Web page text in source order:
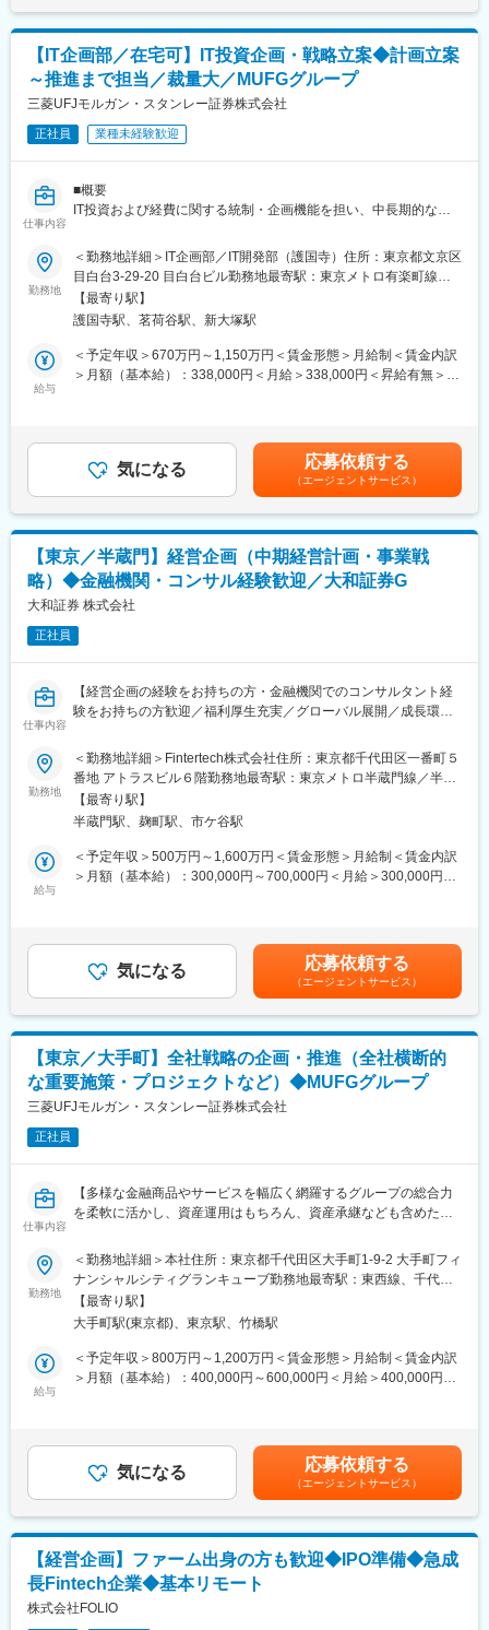
・投資家QAを踏まえた情報発信方法の検討
・新規事業の収益モデル構築・事業計画策定
■経営企画領域
・事業の進捗(予実)整理、KPI管理
・各事業施策のマイルストーン管理、効果検証
※配属先は、選考過程でのご経験・志向と当社ニーズを踏まえて決
【組織構成】
配属先は経営戦略本部を予定しております。
経営戦略本部長1名／メンバー7名
【魅力】
・東証グロース上場会社での事業開発・経営管理業務を経験でき
【当社について】
当社は、「ユニコーン企業が生まれにくい環境を変えたい」とい
う想いから、2017年5月、個人投資家が未上場のスタートアップ
企業に直接投資できる株式投資型クラウドファンディングを開始
しました。2022年11月からは、特定投資家向け銘柄制度を活用し
た大型の資金調達サービスも提供しています。
また、スタートアップへの資金供給の仕組みを提供するととも
に、株主管理や会議体運営などのSaaSサービス、投資家の株式売
変更の範囲：会社の定める業務
す。月給(月額)は固定手当を含めた表記です。
【IT企画部／在宅可】IT投資企画・戦略立案◆計画立案
～推進まで担当／裁量大／MUFGグループ
三菱UFJモルガン・スタンレー証券株式会社
正社員 業種未経験歓迎
仕事内容
■概要
IT投資および経費に関する統制・企画機能を担い、中長期的な投
個別案件の実行ではなく、投資全体を俯瞰した計画設計および管
理高度化を通じて、IT戦略を数値面から支えていただきます。
■職務内容
IT投資・経費に関する企画・統制業務を中心にご担当いただきま
す。
・IT投資・経費に関する中長期計画の策定および全体方針の設計
・投資配分の検討および優先順位付けに関する企画業務
・支出構造の可視化および管理手法の高度化検討
・ガバナンス強化に向けたルール整備・統制設計
・個別案件ではなく、全社最適を実現する企画機能を担える
■当社について
て、個人・法人のお客さまに対し資産運用や投資銀行業務、マー
ケット業務など幅広い金融サービスを提供しています。Morgan
たサービス展開を行っています。ITを活用した業務高度化を推進
しており、IT部門の強化を進めています。
変更の範囲：会社の定める業務
勤務地
＜勤務地詳細＞IT企画部／IT開発部（護国寺）住所：東京都文京区
目白台3-29-20 目白台ビル勤務地最寄駅：東京メトロ有楽町線／
護国寺駅受動喫煙対策：敷地内全面禁煙変更の範囲：会社の定め
る事業所（リモートワーク含む）
【最寄り駅】
護国寺駅、茗荷谷駅、新大塚駅
給与
＜予定年収＞670万円～1,150万円＜賃金形態＞月給制＜賃金内訳
＞月額（基本給）：338,000円＜月給＞338,000円＜昇給有無＞有
部前払）■昇給：年1回（10月）賃金はあくまでも目安の金額であ
り、選考を通じて上下する可能性があります。月給(月額)は固定手
気になる 応募依頼する
（エージェントサービス）
【東京／半蔵門】経営企画（中期経営計画・事業戦
略）◆金融機関・コンサル経験歓迎／大和証券G
大和証券 株式会社
正社員
仕事内容
【経営企画の経験をお持ちの方・金融機関でのコンサルタント経
験をお持ちの方歓迎／福利厚生充実／グローバル展開／成長環境
※Fintertech株式会社への出向です。
■業務内容：
・中期経営計画の立案、および各事業のKPI設定・進捗管理
・予算編成および予実管理
・取締役会、経営会議などの重要会議体の運営および付随する意
思決定資料の作成
・市場動向・競合分析、法規制の動向を踏まえた事業戦略のアッ
提携・M&A等のリサーチ
■出向先：
運営
■Fintertech株式会社について：
として、これまでにない新たな金融サービスの創出を目指してい
る会社です。
産サービス」「クラウド型応援金サービス」「貸付型クラウドフ
ァンディング」「不動産投資ローン」の5つを柱としています。
成長する企業を目指します。
変更の範囲：会社の定める業務
勤務地
＜勤務地詳細＞Fintertech株式会社住所：東京都千代田区一番町５
番地 アトラスビル６階勤務地最寄駅：東京メトロ半蔵門線／半蔵
門（出口5）駅受動喫煙対策：屋内全面禁煙変更の範囲：会社の定
める場所（テレワークを行う場所を含む）
【最寄り駅】
半蔵門駅、麹町駅、市ケ谷駅
給与
＜予定年収＞500万円～1,600万円＜賃金形態＞月給制＜賃金内訳
＞月額（基本給）：300,000円～700,000円＜月給＞300,000円～
までも目安の金額であり、選考を通じて上下する可能性がありま
す。月給(月額)は固定手当を含めた表記です。
気になる 応募依頼する
（エージェントサービス）
【東京／大手町】全社戦略の企画・推進（全社横断的
な重要施策・プロジェクトなど）◆MUFGグループ
三菱UFJモルガン・スタンレー証券株式会社
正社員
仕事内容
【多様な金融商品やサービスを幅広く網羅するグループの総合力
を柔軟に活かし、資産運用はもちろん、資産承継なども含めたさ
■担当業務：
経営企画部で、全社戦略を企画・推進いただきます。具体的な担
当業務・配属チームは、ご本人の適性やご希望を踏まえて決定し
ます。
・全社横断的な重要施策・プロジェクト
・MUFGと連携した同業種・他業種との出資・提携戦略
・経営トップが直接関与する重要な事業戦略・経営基盤戦略
・新規DX関連ビジネス（STO等）の企画・推進
■ポジションの魅力：
・経営トップに近いため、経営との直接議論を通じ「やりたいこ
と」をスムーズに実現しやすい立場です。
・管理職を含め他社・異業種出身の様々なバックグラウンドのメ
勤務地
＜勤務地詳細＞本社住所：東京都千代田区大手町1-9-2 大手町フィ
ナンシャルシティグランキューブ勤務地最寄駅：東西線、千代田
線、半蔵門線線／大手町駅受動喫煙対策：屋内全面禁煙変更の範
囲：会社の定める事業所
【最寄り駅】
大手町駅(東京都)、東京駅、竹橋駅
給与
＜予定年収＞800万円～1,200万円＜賃金形態＞月給制＜賃金内訳
＞月額（基本給）：400,000円～600,000円＜月給＞400,000円～
ます。賃金はあくまでも目安の金額であり、選考を通じて上下す
る可能性があります。月給(月額)は固定手当を含めた表記です。
気になる 応募依頼する
（エージェントサービス）
【経営企画】ファーム出身の方も歓迎◆IPO準備◆急成
長Fintech企業◆基本リモート
株式会社FOLIO